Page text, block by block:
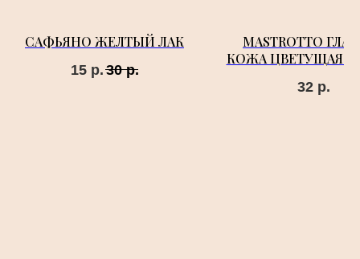
САФЬЯНО ЖЕЛТЫЙ ЛАК
15 р.30 р.
MASTROTTO
КОЖА ЦВЕТУЩАЯ
32 р.